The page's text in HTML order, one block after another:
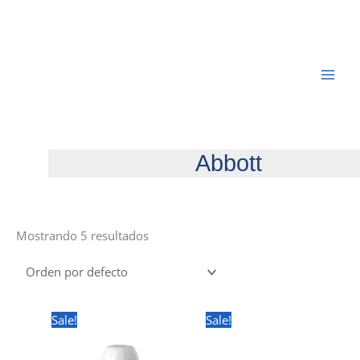
Abbott
Mostrando 5 resultados
Sale! Sale!